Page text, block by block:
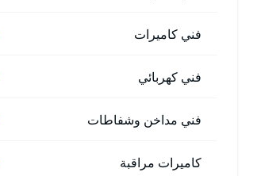
فني كاميرات
فني كهربائي
فني مداخن وشفاطات
كاميرات مراقبة